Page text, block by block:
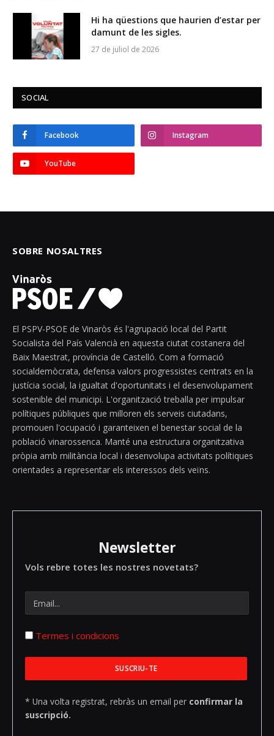
Hi ha qüestions que haurien d’estar per
damunt de les sigles.
27 de juliol de 2026
SOCIAL
Facebook Instagram
YouTube
SOBRE NOSALTRES
El PSPV-PSOE de Vinaròs és l'agrupació local del Partit
Socialista del País Valencià en aquesta ciutat costanera del
Baix Maestrat, província de Castelló. Com a formació
socialdemòcrata, defensa valors progressistes centrats en la
justícia social, la igualtat d'oportunitats i el desenvolupament
sostenible del municipi. L'organització treballa per impulsar
polítiques públiques que milloren els serveis ciutadans,
promouen l'ocupació i garanteixen el benestar social de la
població vinarossenca. Manté una estructura organitzativa
pròpia amb militància local i desenvolupa activitats polítiques
orientades a representar els interessos dels veïns.
Newsletter
Vols rebre totes les nostres novetats?
Termes i condicions
* Una volta registrat, rebràs un email per confirmar la
suscripció.